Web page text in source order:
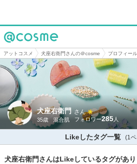
@cosme
アットコスメ 犬座右衛門さんの＠cosme プロフィー
犬座右衛門 さん
35歳 混合肌 285
Likeしたタグ一覧 (1
犬座右衛門さんはLikeしているタグがあり